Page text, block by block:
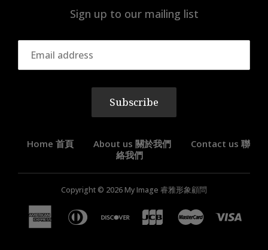
Sign up to our mailing list
Subscribe
Home 首頁 About us 關於我們
Contact us 聯
絡我們
Copyright © 2026My Image 睿雅形象顧問